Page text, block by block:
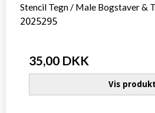
Stencil Tegn / Male Bogstaver &
2025295
35,00 DKK
Vis produkt